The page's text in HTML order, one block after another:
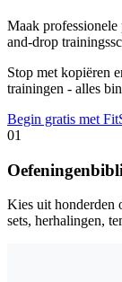
Maak professionele
and-drop
Stop met kopiëren
trainingen - alles
Begin gratis met
01
Kies uit honderden
sets, herhalingen,